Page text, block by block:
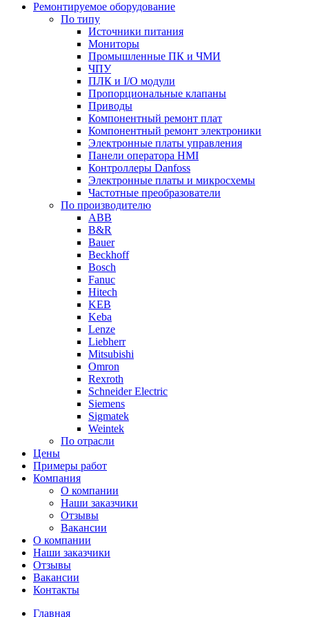
Ремонтируемое оборудование
По типу
Источники питания
Мониторы
Промышленные ПК и ЧМИ
ЧПУ
ПЛК и I/O модули
Пропорциональные клапаны
Приводы
Компонентный ремонт плат
Компонентный ремонт электроники
Электронные платы управления
Панели оператора HMI
Контроллеры Danfoss
Электронные платы и микросхемы
Частотные преобразователи
По производителю
ABB
B&R
Bauer
Beckhoff
Bosch
Fanuc
Hitech
KEB
Keba
Lenze
Liebherr
Mitsubishi
Omron
Rexroth
Schneider Electric
Siemens
Sigmatek
Weintek
По отрасли
Цены
Примеры работ
Компания
О компании
Наши заказчики
Отзывы
Вакансии
О компании
Наши заказчики
Отзывы
Вакансии
Контакты
Главная